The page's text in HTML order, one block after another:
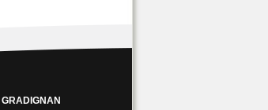
GRADIGNAN